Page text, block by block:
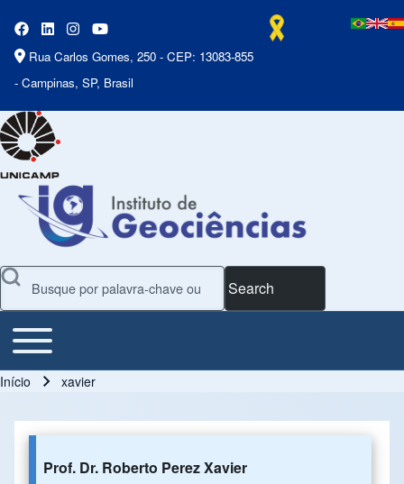
Rua Carlos Gomes, 250 - CEP: 13083-855
- Campinas, SP, Brasil
Search
Main Menu
Toggle main menu
Início xavier
Prof. Dr. Roberto Perez Xavier